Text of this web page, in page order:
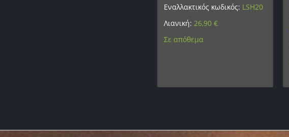
Εναλλακτικός κωδικός: LSH20
Λιανική:26,90€
Σε απόθεμα